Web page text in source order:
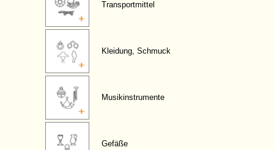
Transportmittel
Kleidung, Schmuck
Musikinstrumente
Gefäße